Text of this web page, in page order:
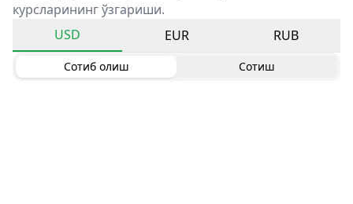
курсларининг ўзгариши.
USD
EUR RUB
Сотиб олиш Сотиш